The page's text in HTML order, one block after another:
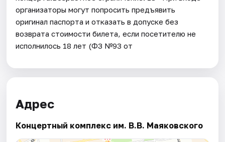
организаторы могут попросить предъявить
оригинал паспорта и отказать в допуске без
возврата стоимости билета, если посетителю не
исполнилось 18 лет (ФЗ №93 от
Адрес
Концертный комплекс им. В.В. Маяковского